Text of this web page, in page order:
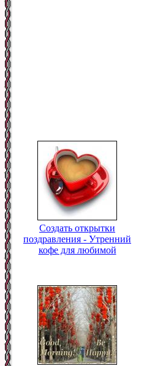
Создать открытки
поздравления - Утренний
кофе для любимой